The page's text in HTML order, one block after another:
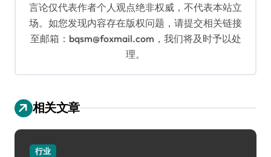
言论仅代表作者个人观点绝非权威，不代表本站立
场。如您发现内容存在版权问题，请提交相关链接
至邮箱：bqsm@foxmail.com，我们将及时予以处
理。
相关文章
行业